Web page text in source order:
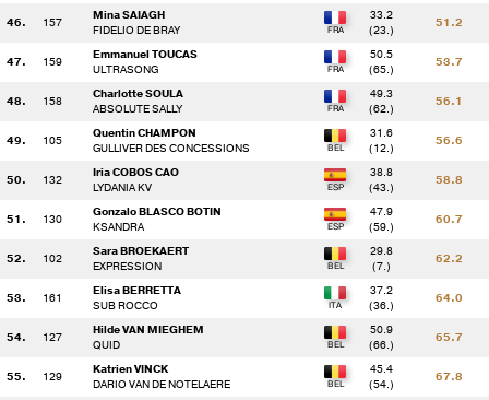
() 113 - A.GILSON / PANDORA VAN HET HEIDEHOF
R
() 116 - A.KENES / CLARENCE C OF THE LOWLANDS Z
() 154 - C.LOISEAU / FEBUS DU FENOIR
() 159 - E.TOUCAS / ULTRASONG
() 119 - T.MAGNUS / FAST AND DEVIL
46. 157
Mina SAIAGH
FIDELIO DE BRAY
33.2
(23.)
51.2
47. 159
Emmanuel TOUCAS
ULTRASONG
50.5
(65.)
53.7
48. 158
Charlotte SOULA
ABSOLUTE SALLY
49.3
(62.)
56.1
49. 105
Quentin CHAMPON
GULLIVER DES CONCESSIONS
31.6
(12.)
56.6
50. 132
Iria COBOS CAO
LYDANIA KV
38.8
(43.)
58.8
51. 130
Gonzalo BLASCO BOTIN
KSANDRA
47.9
(59.)
60.7
52. 102
Sara BROEKAERT
EXPRESSION
29.8
(7.)
62.2
53. 161
Elisa BERRETTA
SUB ROCCO
37.2
(36.)
64.0
54. 127
Hilde VAN MIEGHEM
QUID
50.9
(66.)
65.7
55. 129
Katrien VINCK
DARIO VAN DE NOTELAERE
45.4
(54.)
67.8